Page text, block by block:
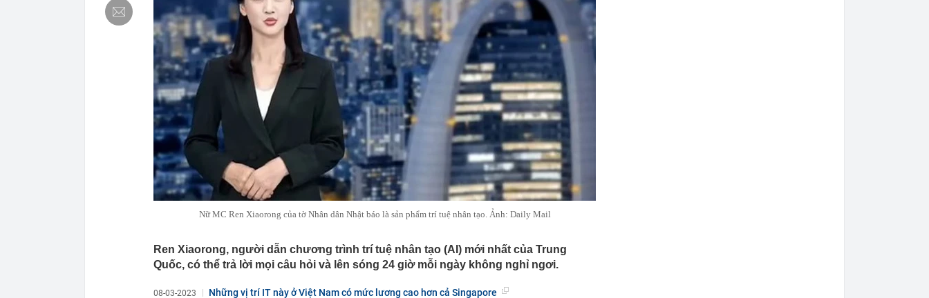
21:20
Miền Bắc sắp đón đợt nắng nóng mới, chấm dứt mưa dông
21:16
4 món ăn ngon mà nấu dễ từ "vua của các loại rau", giàu axit folic gấp
38 lần táo: Phụ nữ ăn đều sẽ tốt cho dạ dày và sống thọ
21:14
Cậu bé hồi nhỏ đen nhẻm chụp ảnh cùng Quế Ngọc Hải: Giờ thành
“ngôi sao”, cứ hô tên là cả nước mong có bàn thắng
Tịch thu hơn 12,5 kg vàng trị giá gần 311 tỷ đồng ngay trên một chiếc
xe khách Trung Quốc
Su-57 ẩn chứa bất ngờ lớn: Nhược điểm chính sẽ sớm trở thành dĩ
vãng
20:52
Cô gái vô danh nổi tiếng sau một đêm
Nữ MC Ren Xiaorong của tờ Nhân dân Nhật báo là sản phẩm trí tuệ nhân tạo. Ảnh: Daily Mail
Ren Xiaorong, người dẫn chương trình trí tuệ nhân tạo (AI) mới nhất của Trung
Quốc, có thể trả lời mọi câu hỏi và lên sóng 24 giờ mỗi ngày không nghỉ ngơi.
08-03-2023 Những vị trí IT này ở Việt Nam có mức lương cao hơn cả Singapore